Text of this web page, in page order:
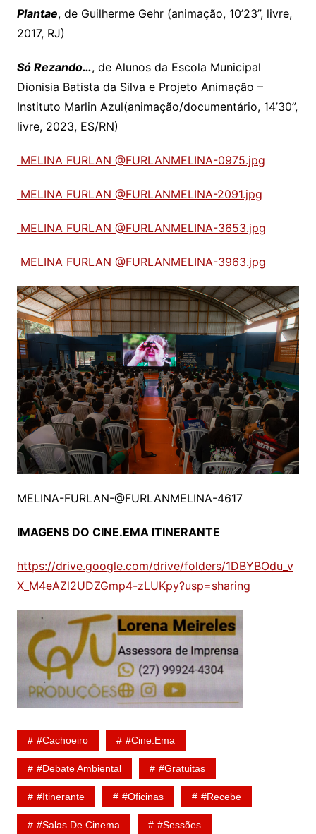
Plantae, de Guilherme Gehr (animação, 10’23”, livre,
2017, RJ)
Só Rezando…, de Alunos da Escola Municipal
Dionisia Batista da Silva e Projeto Animação –
Instituto Marlin Azul(animação/documentário, 14’30”,
livre, 2023, ES/RN)
MELINA FURLAN @FURLANMELINA-0975.jpg
MELINA FURLAN @FURLANMELINA-2091.jpg
MELINA FURLAN @FURLANMELINA-3653.jpg
MELINA FURLAN @FURLANMELINA-3963.jpg
MELINA-FURLAN-@FURLANMELINA-4617
IMAGENS DO CINE.EMA ITINERANTE
https://drive.google.com/drive/folders/1DBYBOdu_v
X_M4eAZl2UDZGmp4-zLUKpy?usp=sharing
#Cachoeiro #Cine.Ema
#Debate Ambiental #gratuitas
#Itinerante #oficinas #recebe
#Salas De Cinema #Sessões